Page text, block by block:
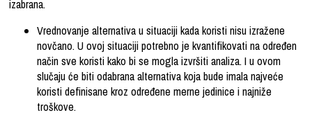
izabrana.
Vrednovanje alternativa u situaciji kada koristi nisu izražene
novčano.U ovoj situaciji potrebno je kvantifikovati na određen
način sve koristi kako bi se mogla izvršiti analiza. I u ovom
slučaju će biti odabrana alternativa koja bude imala najveće
koristi definisane kroz određene merne jedinice i najniže
troškove.